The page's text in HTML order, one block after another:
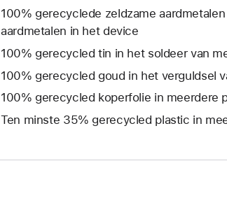
100% gerecyclede zeldzame
aardmetalen in het device
100% gerecycled tin in het soldeer van
100% gerecycled goud in het verguldsel
100% gerecycled koperfolie in meerdere
Ten minste 35% gerecycled plastic in